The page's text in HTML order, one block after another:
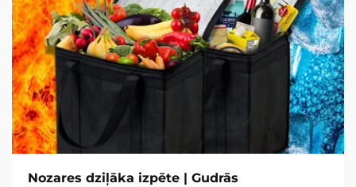
Nozares dziļāka izpēte | Gudrās